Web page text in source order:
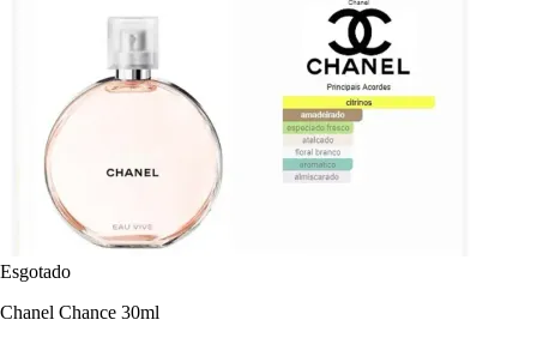
Esgotado
Chanel Chance 30ml